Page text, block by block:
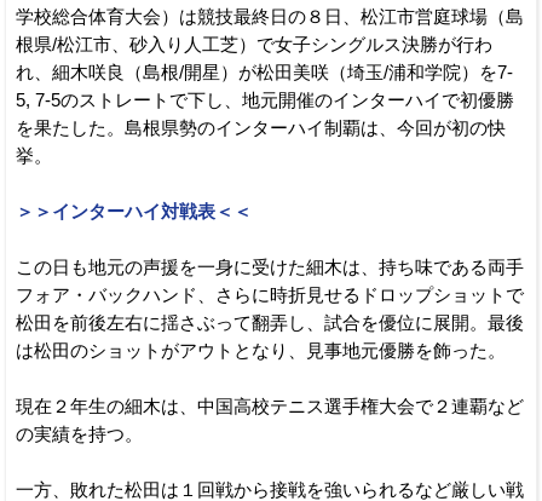
学校総合体育大会）は競技最終日の８日、松江市営庭球場（島
根県/松江市、砂入り人工芝）で女子シングルス決勝が行わ
れ、細木咲良（島根/開星）が松田美咲（埼玉/浦和学院）を7-
5, 7-5のストレートで下し、地元開催のインターハイで初優勝
を果たした。島根県勢のインターハイ制覇は、今回が初の快
挙。
＞＞インターハイ対戦表＜＜
この日も地元の声援を一身に受けた細木は、持ち味である両手
フォア・バックハンド、さらに時折見せるドロップショットで
松田を前後左右に揺さぶって翻弄し、試合を優位に展開。最後
は松田のショットがアウトとなり、見事地元優勝を飾った。
現在２年生の細木は、中国高校テニス選手権大会で２連覇など
の実績を持つ。
一方、敗れた松田は１回戦から接戦を強いられるなど厳しい戦